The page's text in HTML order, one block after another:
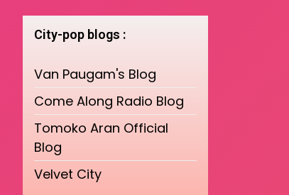
City-pop blogs :
Van Paugam's Blog
Come Along Radio Blog
Tomoko Aran Official
Blog
Velvet City